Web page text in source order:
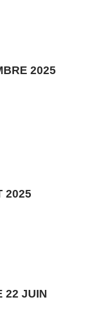
2025
2025
22 JUIN